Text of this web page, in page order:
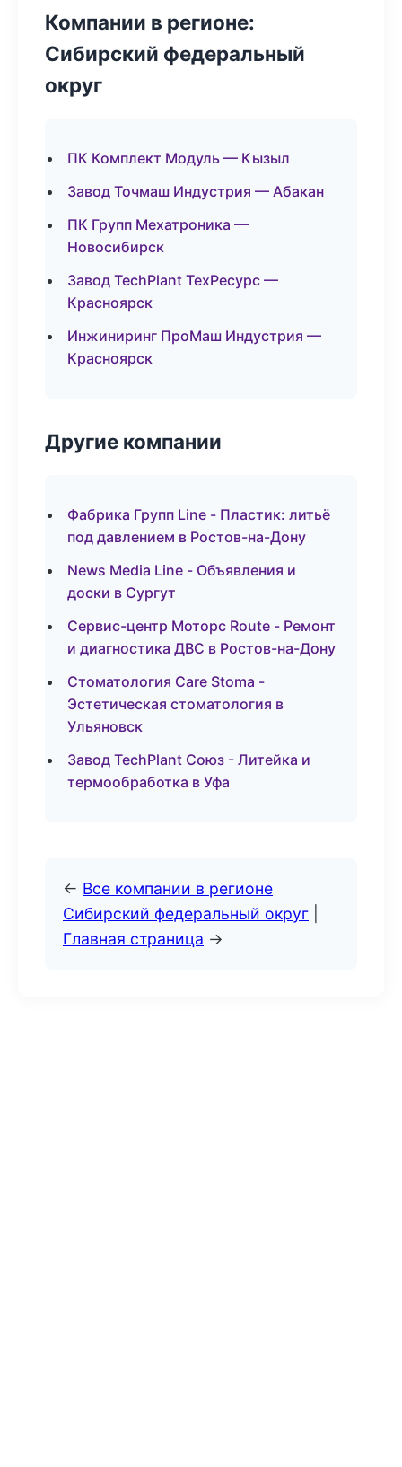
Компании в регионе:
Сибирский федеральный
округ
ПК Комплект Модуль — Кызыл
Завод Точмаш Индустрия — Абакан
ПК Групп Мехатроника —
Новосибирск
Завод TechPlant ТехРесурс —
Красноярск
Инжиниринг ПроМаш Индустрия —
Красноярск
Другие компании
Фабрика Групп Line - Пластик: литьё
под давлением в Ростов-на-Дону
News Media Line - Объявления и
доски в Сургут
Сервис-центр Моторс Route - Ремонт
и диагностика ДВС в Ростов-на-Дону
Стоматология Care Stoma -
Эстетическая стоматология в
Ульяновск
Завод TechPlant Союз - Литейка и
термообработка в Уфа
← Все компании в регионе
Сибирский федеральный округ
Главная страница →